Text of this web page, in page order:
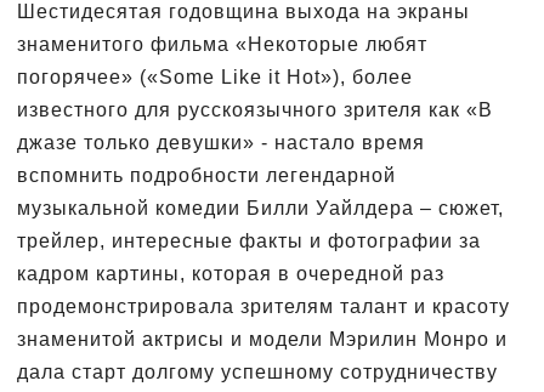
Шестидесятая годовщина выхода на экраны
знаменитого фильма «Некоторые любят
погорячее» («Some Like it Hot»), более
известного для русскоязычного зрителя как «В
джазе только девушки» - настало время
вспомнить подробности легендарной
музыкальной комедии Билли Уайлдера – сюжет,
трейлер, интересные факты и фотографии за
кадром картины, которая в очередной раз
продемонстрировала зрителям талант и красоту
знаменитой актрисы и модели Мэрилин Монро и
дала старт долгому успешному сотрудничеству